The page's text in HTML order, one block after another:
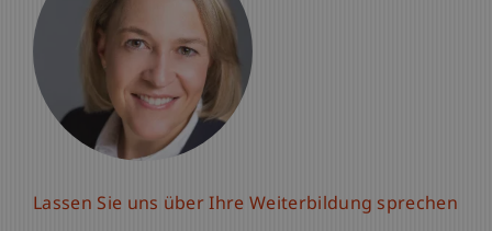
Lassen Sie uns über Ihre Weiterbildung sprechen
Lassen Sie uns über Ihre Weiterbildung sprechen